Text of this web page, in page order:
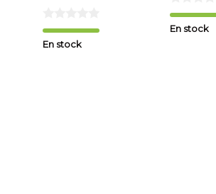
En stock
En stock